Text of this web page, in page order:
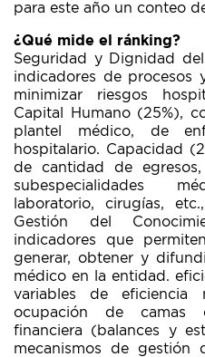
para este año un conteo
¿Qué mide el ránking?
Seguridad y Dignidad
indicadores de procesos
minimizar riesgos
Capital Humano (25%),
plantel médico, de
hospitalario. Capacidad
de cantidad de
subespecialidades
laboratorio, cirugías,
Gestión del
indicadores que
generar, obtener y
médico en la entidad.
variables de eficiencia
ocupación de camas
financiera (balances y
mecanismos de gestión